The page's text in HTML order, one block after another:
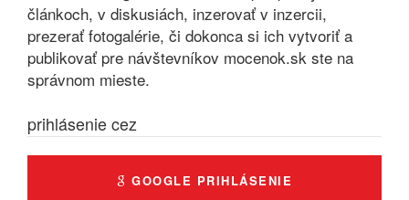
článkoch, v diskusiách, inzerovať v inzercii,
prezerať fotogalérie, či dokonca si ich vytvoriť a
publikovať pre návštevníkov mocenok.sk ste na
správnom mieste.
prihlásenie cez
GOOGLE PRIHLÁSENIE